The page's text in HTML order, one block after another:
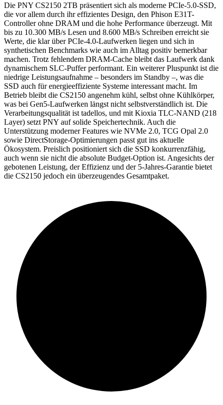
Die PNY CS2150 2TB präsentiert sich als moderne PCIe-5.0-SSD,
die vor allem durch ihr effizientes Design, den Phison E31T-
Controller ohne DRAM und die hohe Performance überzeugt. Mit
bis zu 10.300 MB/s Lesen und 8.600 MB/s Schreiben erreicht sie
Werte, die klar über PCIe-4.0-Laufwerken liegen und sich in
synthetischen Benchmarks wie auch im Alltag positiv bemerkbar
machen. Trotz fehlendem DRAM-Cache bleibt das Laufwerk dank
dynamischem SLC-Puffer performant. Ein weiterer Pluspunkt ist die
niedrige Leistungsaufnahme – besonders im Standby –, was die
SSD auch für energieeffiziente Systeme interessant macht. Im
Betrieb bleibt die CS2150 angenehm kühl, selbst ohne Kühlkörper,
was bei Gen5-Laufwerken längst nicht selbstverständlich ist. Die
Verarbeitungsqualität ist tadellos, und mit Kioxia TLC-NAND (218
Layer) setzt PNY auf solide Speichertechnik. Auch die
Unterstützung moderner Features wie NVMe 2.0, TCG Opal 2.0
sowie DirectStorage-Optimierungen passt gut ins aktuelle
Ökosystem. Preislich positioniert sich die SSD konkurrenzfähig,
auch wenn sie nicht die absolute Budget-Option ist. Angesichts der
gebotenen Leistung, der Effizienz und der 5-Jahres-Garantie bietet
die CS2150 jedoch ein überzeugendes Gesamtpaket.